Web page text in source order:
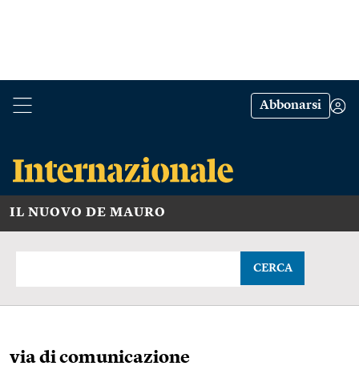
Abbonarsi
IL NUOVO DE MAURO
CERCA
via di comunicazione